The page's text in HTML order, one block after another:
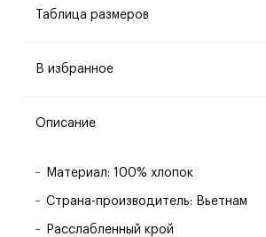
Таблица размеров
В избранное
Описание
Материал: 100% хлопок
Страна-производитель: Вьетнам
Расслабленный крой